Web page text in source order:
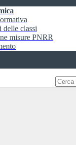
delle classi
misure PNRR